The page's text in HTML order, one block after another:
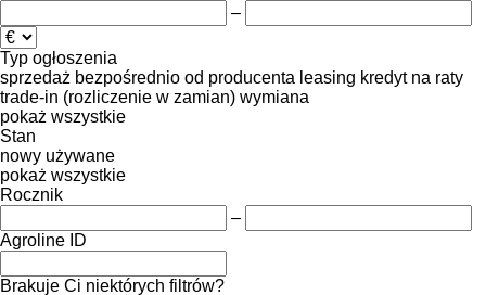
–
Typ ogłoszenia
sprzedaż bezpośrednio od producenta leasing kredyt na raty
trade-in (rozliczenie w zamian) wymiana
pokaż wszystkie
Stan
nowy używane
pokaż wszystkie
Rocznik
–
Agroline ID
Brakuje Ci niektórych filtrów?